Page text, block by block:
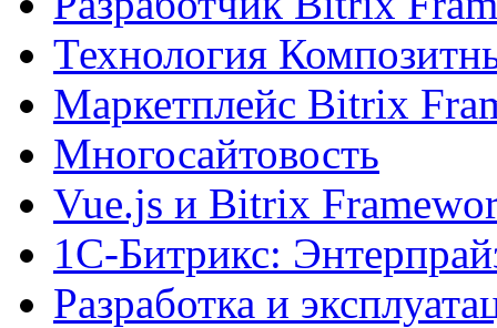
Технология
Маркетплейс Bitrix
Многосайтовость
Vue.js и Bitrix
1С-Битрикс:
Разработка и